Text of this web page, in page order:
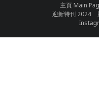
主頁 Main
迎新特刊 2024